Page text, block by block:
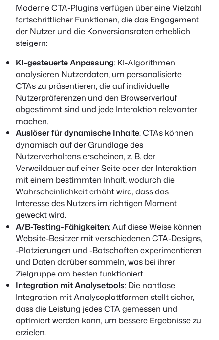
Moderne CTA-Plugins verfügen über eine Vielzahl
fortschrittlicher Funktionen, die das Engagement
der Nutzer und die Konversionsraten erheblich
steigern:
KI-gesteuerte Anpassung: KI-Algorithmen
analysieren Nutzerdaten, um personalisierte
CTAs zu präsentieren, die auf individuelle
Nutzerpräferenzen und den Browserverlauf
abgestimmt sind und jede Interaktion relevanter
machen.
Auslöser für dynamische Inhalte: CTAs können
dynamisch auf der Grundlage des
Nutzerverhaltens erscheinen, z. B. der
Verweildauer auf einer Seite oder der Interaktion
mit einem bestimmten Inhalt, wodurch die
Wahrscheinlichkeit erhöht wird, dass das
Interesse des Nutzers im richtigen Moment
geweckt wird.
A/B-Testing-Fähigkeiten: Auf diese Weise können
Website-Besitzer mit verschiedenen CTA-Designs,
-Platzierungen und -Botschaften experimentieren
und Daten darüber sammeln, was bei ihrer
Zielgruppe am besten funktioniert.
Integration mit Analysetools: Die nahtlose
Integration mit Analyseplattformen stellt sicher,
dass die Leistung jedes CTA gemessen und
optimiert werden kann, um bessere Ergebnisse zu
erzielen.